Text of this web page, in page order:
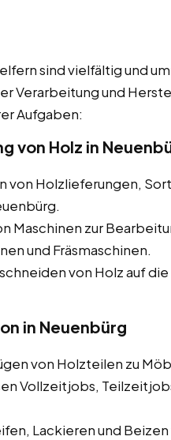
sind vielfältig und
Verarbeitung und
Aufgaben:
von Holz in
von Holzlieferungen,
Maschinen zur
und Fräsmaschinen.
von Holz auf
in Neuenbürg
von Holzteilen zu
Vollzeitjobs,
Lackieren und